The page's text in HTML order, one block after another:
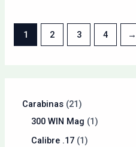
Carabinas 21
300 WIN Mag
1
Calibre .17 1
1 2 3 4 →